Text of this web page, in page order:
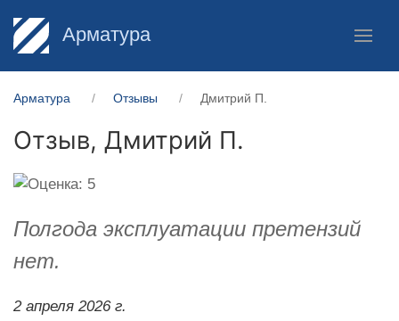
Арматура
Арматура Отзывы Дмитрий П.
Отзыв, Дмитрий П.
Полгода эксплуатации претензий
нет.
2 апреля 2026 г.